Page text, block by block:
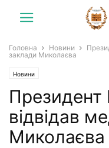
Головна Новини
заклади Миколаєва
Новини
відвідав
Миколаєва